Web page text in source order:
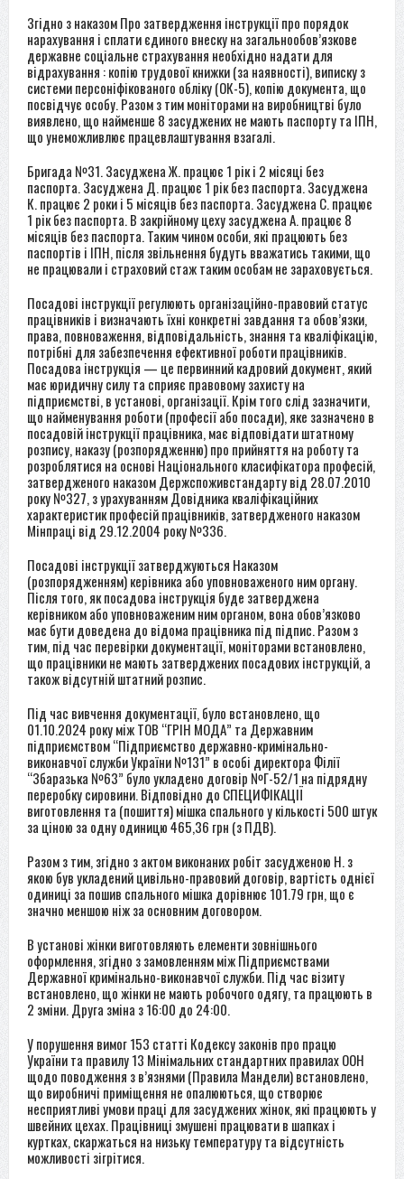
Згідно з наказом Про затвердження інструкції про порядок
нарахування і сплати єдиного внеску на загальнообов’язкове
державне соціальне страхування необхідно надати для
відрахування : копію трудової книжки (за наявності), виписку з
системи персоніфікованого обліку (ОК-5), копію документа, що
посвідчує особу. Разом з тим моніторами на виробництві було
виявлено, що найменше 8 засуджених не мають паспорту та ІПН,
що унеможливлює працевлаштування взагалі.
Бригада №31. Засуджена Ж. працює 1 рік і 2 місяці без
паспорта. Засуджена Д. працює 1 рік без паспорта. Засуджена
К. працює 2 роки і 5 місяців без паспорта. Засуджена С. працює
1 рік без паспорта. В закрійному цеху засуджена А. працює 8
місяців без паспорта. Таким чином особи, які працюють без
паспортів і ІПН, після звільнення будуть вважатись такими, що
не працювали і страховий стаж таким особам не зараховується.
Посадові інструкції регулюють організаційно-правовий статус
працівників і визначають їхні конкретні завдання та обов’язки,
права, повноваження, відповідальність, знання та кваліфікацію,
потрібні для забезпечення ефективної роботи працівників.
Посадова інструкція — це первинний кадровий документ, який
має юридичну силу та сприяє правовому захисту на
підприємстві, в установі, організації. Крім того слід зазначити,
що найменування роботи (професії або посади), яке зазначено в
посадовій інструкції працівника, має відповідати штатному
розпису, наказу (розпорядженню) про прийняття на роботу та
розроблятися на основі Національного класифікатора професій,
затвердженого наказом Держспоживстандарту від 28.07.2010
року №327, з урахуванням Довідника кваліфікаційних
характеристик професій працівників, затвердженого наказом
Мінпраці від 29.12.2004 року №336.
Посадові інструкції затверджуються Наказом
(розпорядженням) керівника або уповноваженого ним органу.
Після того, як посадова інструкція буде затверджена
керівником або уповноваженим ним органом, вона обов’язково
має бути доведена до відома працівника під підпис. Разом з
тим, під час перевірки документації, моніторами встановлено,
що працівники не мають затверджених посадових інструкцій, а
також відсутній штатний розпис.
Під час вивчення документації, було встановлено, що
01.10.2024 року між ТОВ “ГРІН МОДА” та Державним
підприємством “Підприємство державно-кримінально-
виконавчої служби України №131” в особі директора Філії
“Збаразька №63” було укладено договір №Г-52/1 на підрядну
переробку сировини. Відповідно до СПЕЦИФІКАЦІЇ
виготовлення та (пошиття) мішка спального у кількості 500 штук
за ціною за одну одиницю 465,36 грн (з ПДВ).
Разом з тим, згідно з актом виконаних робіт засудженою Н. з
якою був укладений цивільно-правовий договір, вартість однієї
одиниці за пошив спального мішка дорівнює 101.79 грн, що є
значно меншою ніж за основним договором.
В установі жінки виготовляють елементи зовнішнього
оформлення, згідно з замовленням між Підприємствами
Державної кримінально-виконавчої служби. Під час візиту
встановлено, що жінки не мають робочого одягу, та працюють в
2 зміни. Друга зміна з 16:00 до 24:00.
У порушення вимог 153 статті Кодексу законів про працю
України та правилу 13 Мінімальних стандартних правилах ООН
щодо поводження з в’язнями (Правила Мандели) встановлено,
що виробничі приміщення не опалюються, що створює
несприятливі умови праці для засуджених жінок, які працюють у
швейних цехах. Працівниці змушені працювати в шапках і
куртках, скаржаться на низьку температуру та відсутність
можливості зігрітися.